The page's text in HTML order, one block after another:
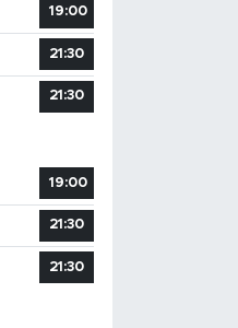
19:00
21:30
21:30
19:00
21:30
21:30